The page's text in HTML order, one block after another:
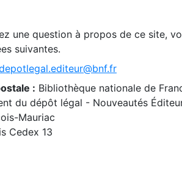
une question à propos de ce site,
suivantes.
: Bibliothèque nationale de
du dépôt légal - Nouveautés
Mauriac
Cedex 13